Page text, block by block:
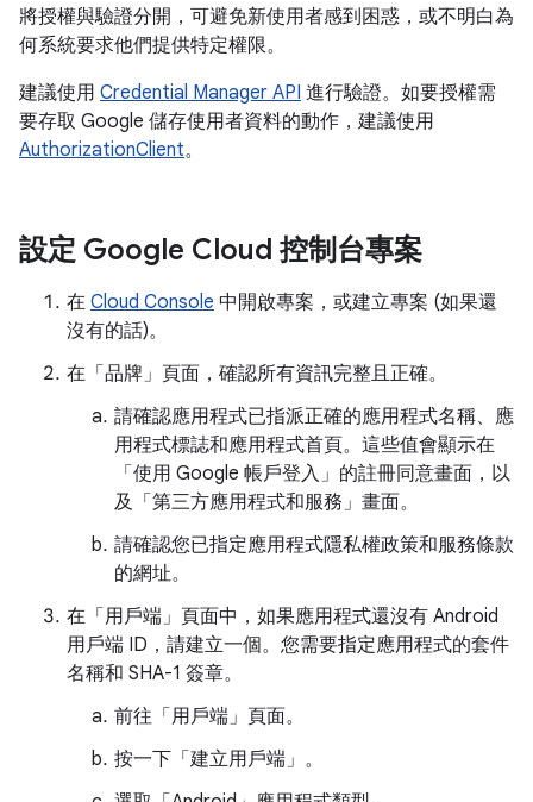
將授權與驗證分開，可避免新使用者感到困惑，或不明白為
何系統要求他們提供特定權限。
建議使用 Credential Manager API 進行驗證。如要授權需
要存取 Google 儲存使用者資料的動作，建議使用
AuthorizationClient。
設定 Google Cloud 控制台專案
在 Cloud Console 中開啟專案，或建立專案 (如果還
沒有的話)。
在「品牌」頁面 ，確認所有資訊完整且正確。
請確認應用程式已指派正確的應用程式名稱、應
用程式標誌和應用程式首頁。這些值會顯示在
「使用 Google 帳戶登入」的註冊同意畫面，以
及「第三方應用程式和服務」 畫面。
請確認您已指定應用程式隱私權政策和服務條款
的網址。
在「用戶端」 頁面中，如果應用程式還沒有 Android
用戶端 ID，請建立一個。您需要指定應用程式的套件
名稱和 SHA-1 簽章。
前往「用戶端」頁面。
按一下「建立用戶端」 。